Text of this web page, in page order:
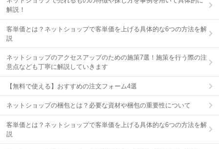
解説！
客単価とは？ネットショップで客単価を上げる具体的な6つの方法を解
説
ネットショップのアクセスアップのための施策7選！施策を行う際の注
意点なども丁寧に解説していきます
【無料で使える】おすすめの注文フォーム4選
ネットショップの梱包とは？必要な資材や梱包の重要性について
客単価とは？ネットショップで客単価を上げる具体的な6つの方法を解
説